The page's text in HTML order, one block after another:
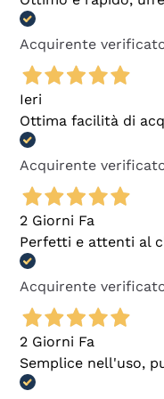
Acquirente
Ieri
Ottima facilità di
Acquirente
2 Giorni Fa
Perfetti e attenti al
Acquirente
2 Giorni Fa
Semplice nell'uso,